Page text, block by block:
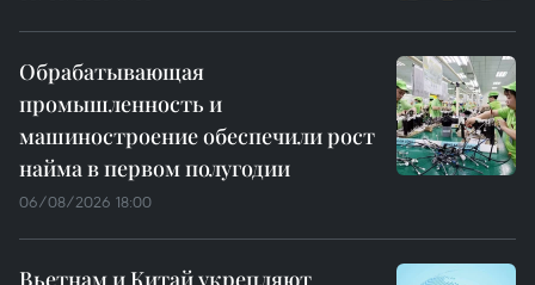
Обрабатывающая
промышленность и
машиностроение обеспечили рост
найма в первом полугодии
06/08/2026 18:00
Вьетнам и Китай укрепляют